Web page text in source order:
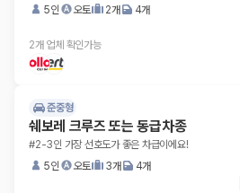
5인
오토 2개 4개
2개 업체 확인가능
준중형
쉐보레 크루즈 또는 동급차종
#2-3인 가장 선호도가 좋은 차급이에요!
5인
오토 3개 4개